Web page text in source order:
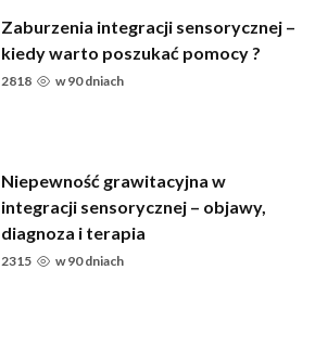
Zaburzenia integracji sensorycznej –
kiedy warto poszukać pomocy ?
2818 w90 dniach
Niepewność grawitacyjna w
integracji sensorycznej – objawy,
diagnoza i terapia
2315 w90 dniach